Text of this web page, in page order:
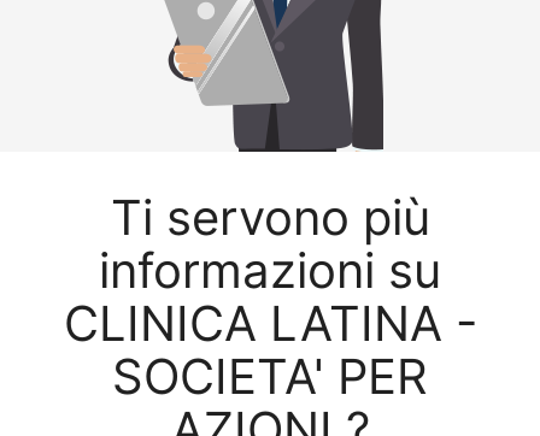
Ti servono più
informazioni su
CLINICA LATINA -
SOCIETA' PER